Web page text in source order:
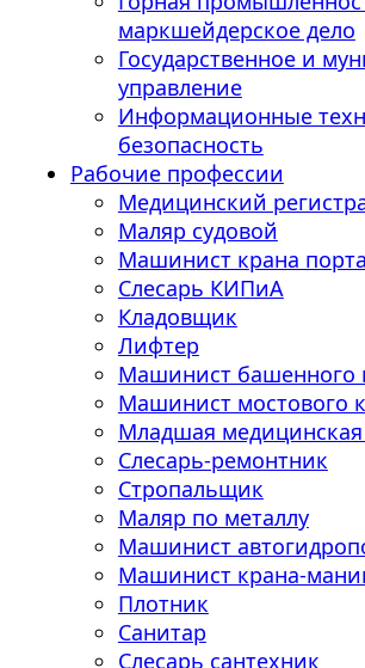
маркшейдерское дело
Государственное и
управление
Информационные
безопасность
Рабочие профессии
Медицинский
Маляр судовой
Машинист крана
Слесарь КИПиА
Кладовщик
Лифтер
Машинист башенного
Машинист мостового
Младшая медицинская
Слесарь-ремонтник
Стропальщик
Маляр по металлу
Машинист
Машинист крана-
Плотник
Санитар
Слесарь сантехник